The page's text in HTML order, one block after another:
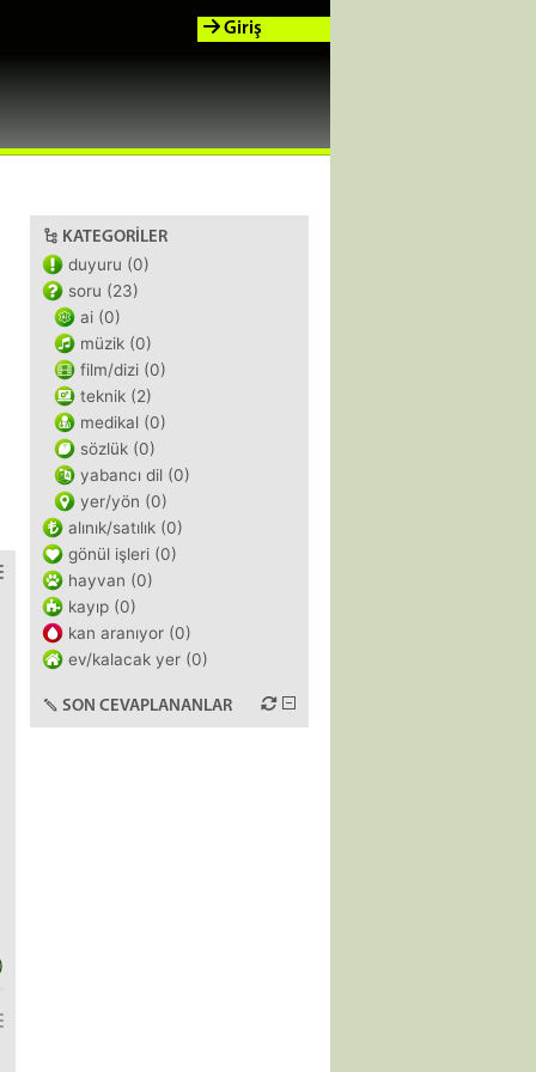
Giriş
KATEGORILER
duyuru (0)
soru (23)
ai (0)
müzik (0)
film/dizi (0)
teknik (2)
medikal (0)
sözlük (0)
yabancı dil (0)
yer/yön (0)
alınık/satılık (0)
gönül işleri (0)
hayvan (0)
kayıp (0)
kan aranıyor (0)
ev/kalacak yer (0)
SON CEVAPLANANLAR